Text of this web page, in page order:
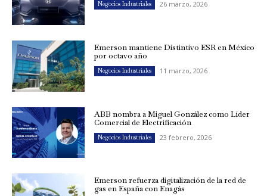
Negocios Industriales 26 marzo, 2026
Emerson mantiene Distintivo ESR en México
por octavo año
Negocios Industriales 11 marzo, 2026
ABB nombra a Miguel González como Líder
Comercial de Electrificación
Negocios Industriales 23 febrero, 2026
Emerson refuerza digitalización de la red de
gas en España con Enagás